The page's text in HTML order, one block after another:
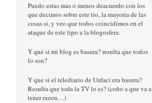
Puedo estas mas o menos deacuerdo con los
que decimos sobre este tio, la mayoria de las
cosas si, y veo que todos coincidímos en el
ataque de este tipo a la blogosfera.
Y qué si mi blog es basura? resulta que todos
lo son?
Y que si el telediario de Urdaci era basura?
Resulta que toda la TV lo es? (coño a que va a
tener razon…)